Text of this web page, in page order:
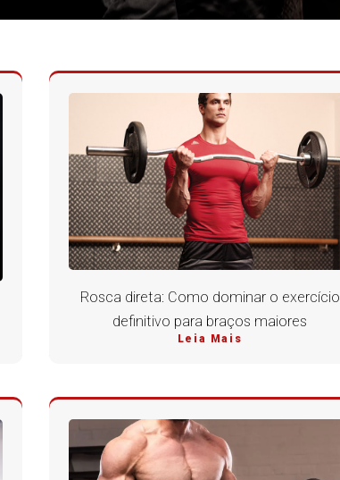
Rosca direta: Como dominar o exercício
definitivo para braços maiores
Leia Mais